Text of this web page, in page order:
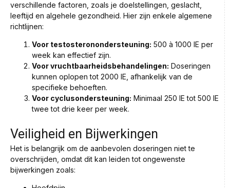
verschillende factoren, zoals je doelstellingen, geslacht,
leeftijd en algehele gezondheid. Hier zijn enkele algemene
richtlijnen:
Voor testosteronondersteuning: 500 à 1000 IE per
week kan effectief zijn.
Voor vruchtbaarheidsbehandelingen: Doseringen
kunnen oplopen tot 2000 IE, afhankelijk van de
specifieke behoeften.
Voor cyclusondersteuning: Minimaal 250 IE tot 500 IE
twee tot drie keer per week.
Veiligheid en Bijwerkingen
Het is belangrijk om de aanbevolen doseringen niet te
overschrijden, omdat dit kan leiden tot ongewenste
bijwerkingen zoals: